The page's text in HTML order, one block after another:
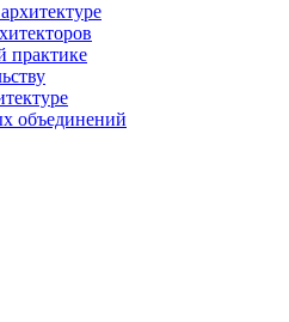
практике
объединений